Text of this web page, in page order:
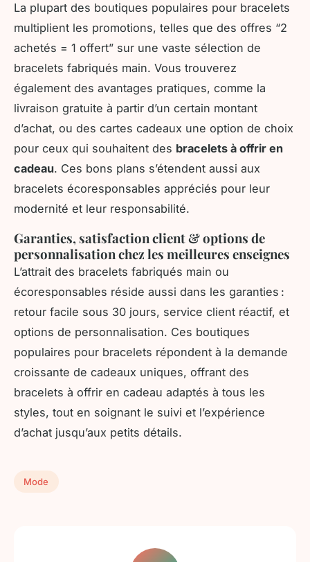
La plupart des boutiques populaires pour bracelets
multiplient les promotions, telles que des offres “2
achetés = 1 offert” sur une vaste sélection de
bracelets fabriqués main. Vous trouverez
également des avantages pratiques, comme la
livraison gratuite à partir d’un certain montant
d’achat, ou des cartes cadeaux une option de choix
pour ceux qui souhaitent des bracelets à offrir en
cadeau. Ces bons plans s’étendent aussi aux
bracelets écoresponsables appréciés pour leur
modernité et leur responsabilité.
Garanties, satisfaction client & options de
personnalisation chez les meilleures enseignes
L’attrait des bracelets fabriqués main ou
écoresponsables réside aussi dans les garanties :
retour facile sous 30 jours, service client réactif, et
options de personnalisation. Ces boutiques
populaires pour bracelets répondent à la demande
croissante de cadeaux uniques, offrant des
bracelets à offrir en cadeau adaptés à tous les
styles, tout en soignant le suivi et l’expérience
d’achat jusqu’aux petits détails.
Mode